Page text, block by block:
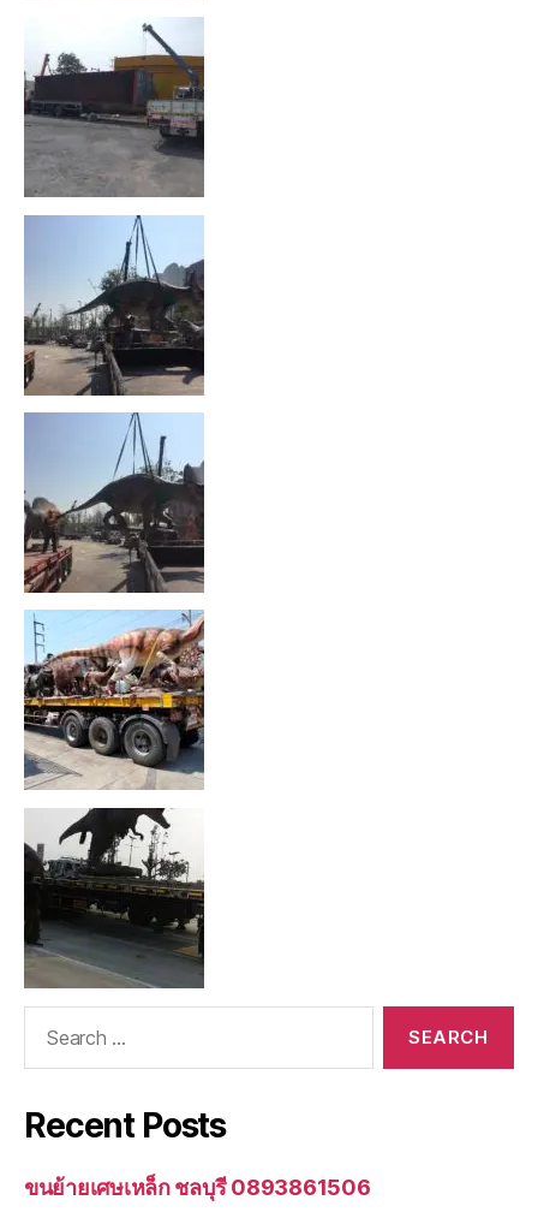
Recent Posts
ขนย้ายเศษเหล็ก ชลบุรี 0893861506